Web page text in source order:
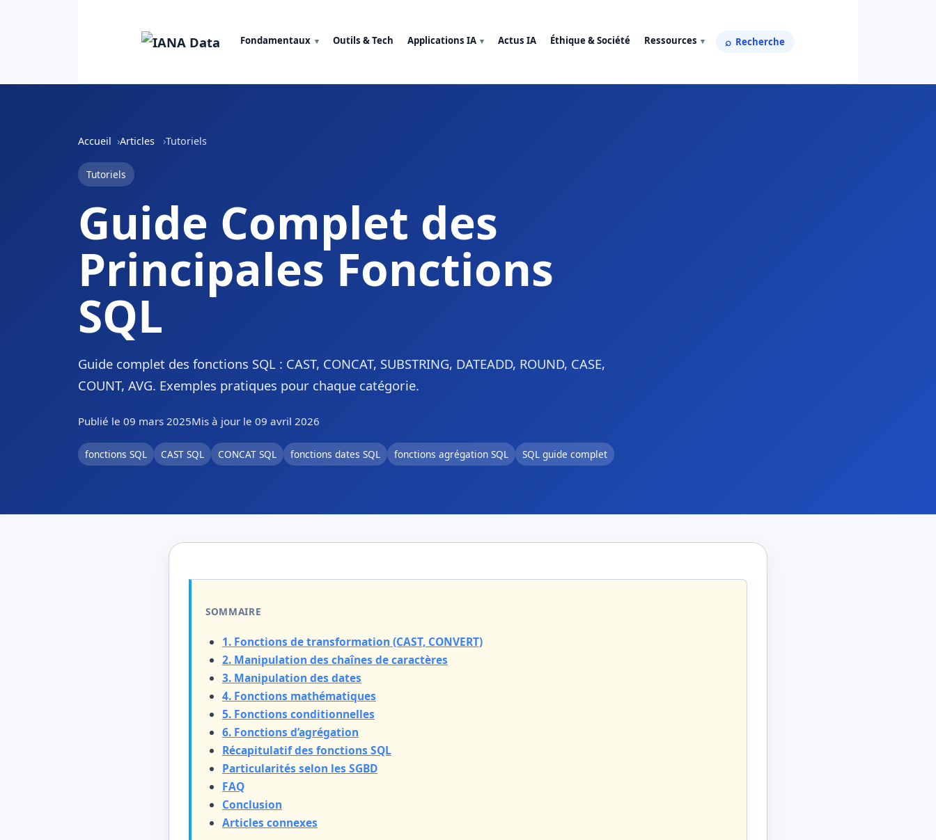
Fondamentaux Outils & Tech Applications IA Actus IA Éthique & Société Ressources Recherche
Accueil Articles Tutoriels
Tutoriels
Guide Complet des
Principales Fonctions
SQL
Guide complet des fonctions SQL : CAST, CONCAT, SUBSTRING, DATEADD, ROUND, CASE,
COUNT, AVG. Exemples pratiques pour chaque catégorie.
Publié le 09 mars 2025Mis à jour le 09 avril 2026
fonctions SQL CAST SQL CONCAT SQL fonctions dates SQL fonctions agrégation SQL SQL guide complet
SOMMAIRE
1. Fonctions de transformation (CAST, CONVERT)
2. Manipulation des chaînes de caractères
3. Manipulation des dates
4. Fonctions mathématiques
5. Fonctions conditionnelles
6. Fonctions d’agrégation
Récapitulatif des fonctions SQL
Particularités selon les SGBD
FAQ
Conclusion
Articles connexes